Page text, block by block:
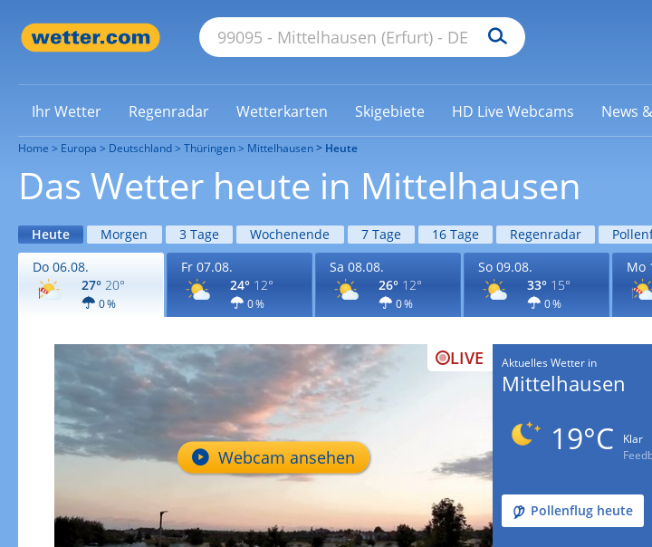
Ihr Wetter Regenradar Wetterkarten Skigebiete HD Live Webcams News
Home Europa Deutschland Thüringen Mittelhausen Heute
Das Wetter heute in Mittelhausen
Heute Morgen 3 Tage Wochenende 7 Tage 16 Tage Regenradar
Do 06.08.
27° 20°
0 %
Fr 07.08.
24° 12°
0 %
Sa 08.08.
26° 12°
0 %
So 09.08.
33° 15°
0 %
Mo
LIVE
Webcam ansehen
Aktuelles Wetter in
Mittelhausen
19°C
Klar
Pollenflug heute